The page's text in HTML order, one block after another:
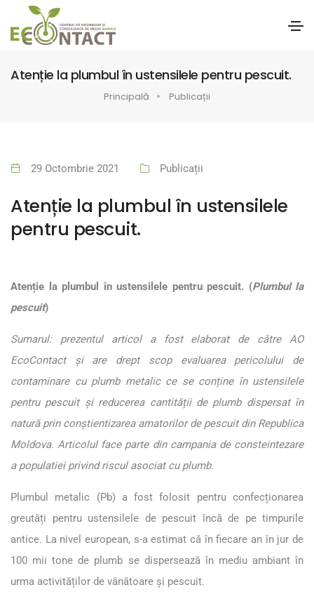
Atenție la plumbul în ustensilele pentru pescuit.
Principală Publicații
29 Octombrie 2021 Publicații
Atenție la plumbul în ustensilele
pentru pescuit.
Atenție la plumbul în ustensilele pentru pescuit. (Plumbul la
pescuit)
Sumarul: prezentul articol a fost elaborat de către AO
EcoContact și are drept scop evaluarea pericolului de
contaminare cu plumb metalic ce se conține în ustensilele
pentru pescuit și reducerea cantității de plumb dispersat în
natură prin conștientizarea amatorilor de pescuit din Republica
Moldova. Articolul face parte din campania de consteintezare
a populatiei privind riscul asociat cu plumb.
Plumbul metalic (Pb) a fost folosit pentru confecționarea
greutăți pentru ustensilele de pescuit încă de pe timpurile
antice. La nivel european, s-a estimat că în fiecare an în jur de
100 mii tone de plumb se dispersează în mediu ambiant în
urma activităților de vânătoare și pescuit.